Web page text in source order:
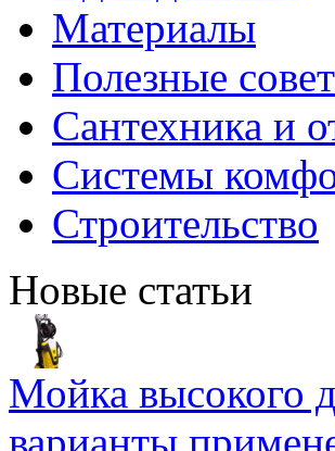
Материалы
Полезные
Сантехника и
Системы
Строительство
Новые статьи
Мойка высокого